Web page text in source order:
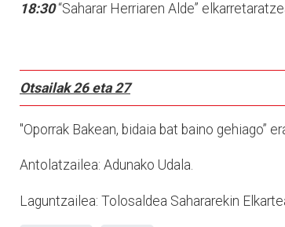
18:30“Saharar Herriaren Alde”
Otsailak 26 eta 27
"Oporrak Bakean, bidaia bat baino gehiago”
Antolatzailea: Adunako Udala.
Laguntzailea: Tolosaldea Sahararekin